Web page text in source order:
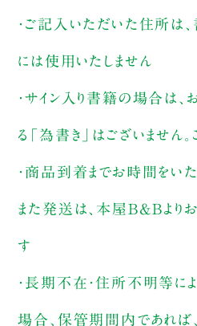
・ご記入いただいた住所は
には使用いたしません
・サイン入り書籍の場合は
る「為書き」はございません
・商品到着までお時間をいた
また発送は、本屋B&Bより
す
・長期不在・住所不明等に
場合、保管期間内であれば